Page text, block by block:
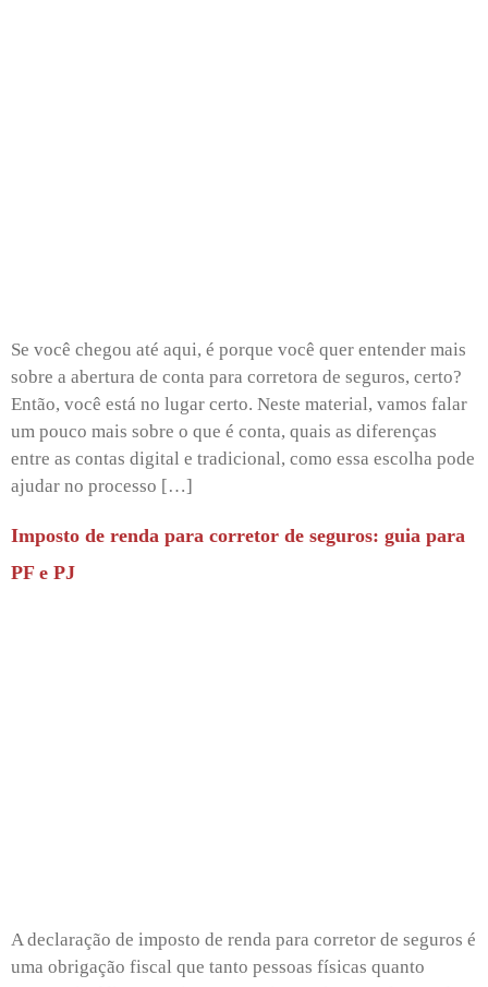
Se você chegou até aqui, é porque você quer entender mais
sobre a abertura de conta para corretora de seguros, certo?
Então, você está no lugar certo. Neste material, vamos falar
um pouco mais sobre o que é conta, quais as diferenças
entre as contas digital e tradicional, como essa escolha pode
ajudar no processo […]
Imposto de renda para corretor de seguros: guia para
PF e PJ
A declaração de imposto de renda para corretor de seguros é
uma obrigação fiscal que tanto pessoas físicas quanto